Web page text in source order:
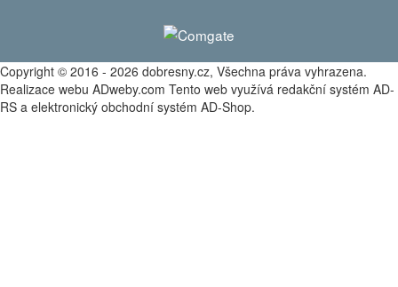
Copyright © 2016 - 2026 dobresny.cz, Všechna práva vyhrazena.
Realizace webu ADweby.com Tento web využívá redakční systém AD-
RS a elektronický obchodní systém AD-Shop.